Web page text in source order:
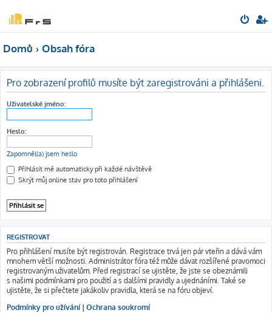
Domů Obsah fóra
Pro zobrazení profilů musíte být zaregistrováni a přihlášeni.
Uživatelské jméno:
Heslo:
Zapomněl(a) jsem heslo
Přihlásit mě automaticky při každé návštěvě
Skrýt můj online stav pro toto přihlášení
REGISTROVAT
Pro přihlášení musíte být registrován. Registrace trvá jen pár vteřin a dává vám
mnohem větší možnosti. Administrátor fóra též může dávat rozšířené pravomoci
registrovaným uživatelům. Před registrací se ujistěte, že jste se obeznámili
s našimi podmínkami pro použití a s dalšími pravidly a ujednáními. Také se
ujistěte, že si přečtete jakákoliv pravidla, která se na fóru objeví.
Podmínky pro užívání| Ochrana soukromí